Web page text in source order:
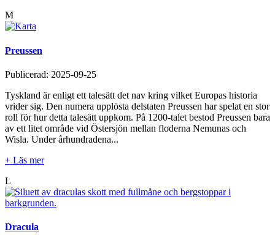
M
Preussen
Publicerad: 2025-09-25
Tyskland är enligt ett talesätt det nav kring vilket Europas historia
vrider sig. Den numera upplösta delstaten Preussen har spelat en stor
roll för hur detta talesätt uppkom. På 1200-talet bestod Preussen bara
av ett litet område vid Östersjön mellan floderna Nemunas och
Wisla. Under århundradena...
+ Läs mer
L
Dracula